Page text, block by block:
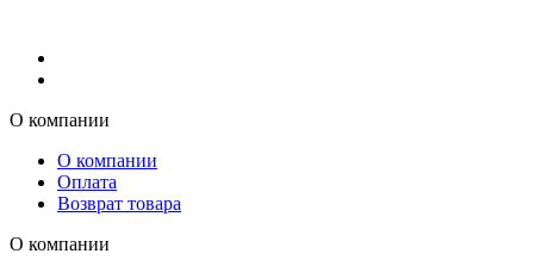
О компании
О компании
Оплата
Возврат товара
О компании